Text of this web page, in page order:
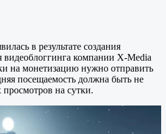
в результате создания
видеоблоггинга компании X-Media
на монетизацию нужно отправить
посещаемость должна быть не
на сутки.